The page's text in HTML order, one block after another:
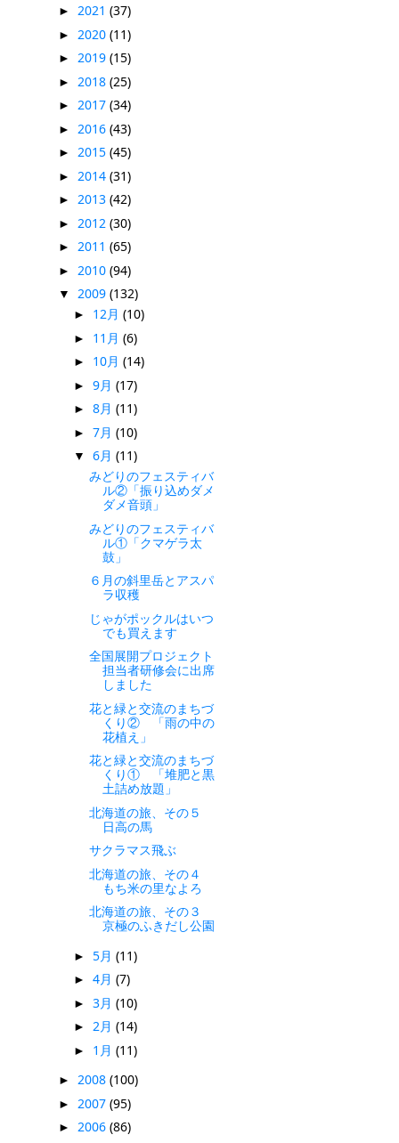
► 2021 (37)
► 2020 (11)
► 2019 (15)
► 2018 (25)
► 2017 (34)
► 2016 (43)
► 2015 (45)
► 2014 (31)
► 2013 (42)
► 2012 (30)
► 2011 (65)
► 2010 (94)
▼ 2009 (132)
► 12月 (10)
► 11月 (6)
► 10月 (14)
► 9月 (17)
► 8月 (11)
► 7月 (10)
▼ 6月 (11)
みどりのフェスティバ
ル②「振り込めダメ
ダメ音頭」
みどりのフェスティバ
ル①「クマゲラ太
鼓」
６月の斜里岳とアスパ
ラ収穫
じゃがポックルはいつ
でも買えます
全国展開プロジェクト
担当者研修会に出席
しました
花と緑と交流のまちづ
くり② 「雨の中の
花植え」
花と緑と交流のまちづ
くり① 「堆肥と黒
土詰め放題」
北海道の旅、その５
日高の馬
サクラマス飛ぶ
北海道の旅、その４
もち米の里なよろ
北海道の旅、その３
京極のふきだし公園
► 5月 (11)
► 4月 (7)
► 3月 (10)
► 2月 (14)
► 1月 (11)
► 2008 (100)
► 2007 (95)
► 2006 (86)